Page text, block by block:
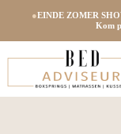
●EINDE ZOMER
Kom